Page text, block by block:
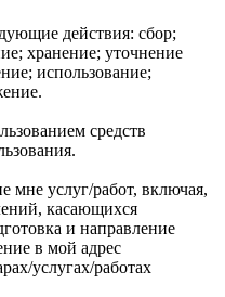
действия: сбор;
хранение; уточнение
использование;
средств
мне услуг/работ, включая,
касающихся
и направление
в мой адрес
услугах/работах